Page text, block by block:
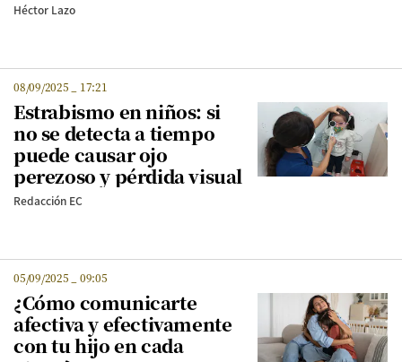
Héctor Lazo
08/09/2025 17:21
Estrabismo en niños: si
no se detecta a tiempo
puede causar ojo
perezoso y pérdida visual
Redacción EC
05/09/2025 09:05
¿Cómo comunicarte
afectiva y efectivamente
con tu hijo en cada